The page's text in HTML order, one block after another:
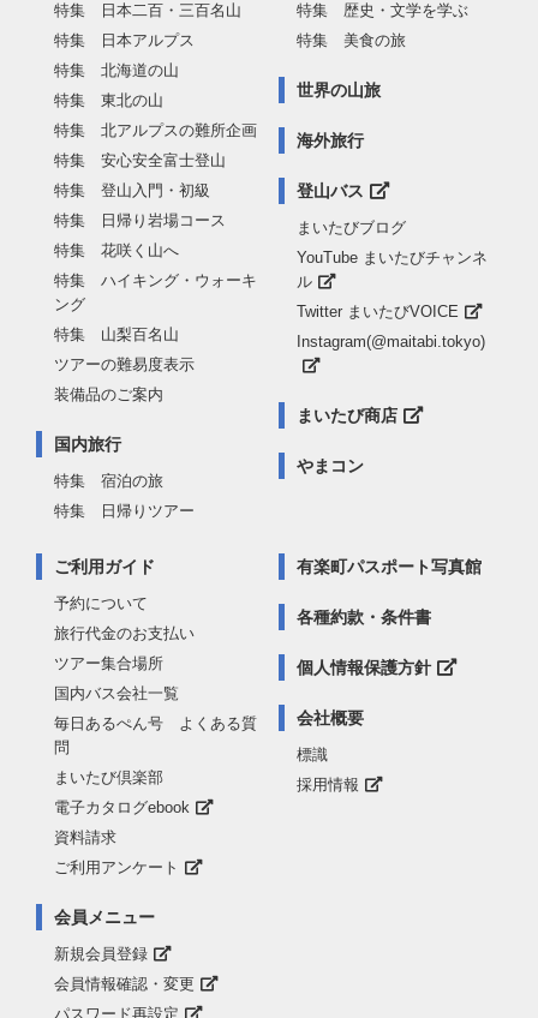
特集 日本二百・三百名山
特集 日本アルプス
特集 北海道の山
特集 東北の山
特集 北アルプスの難所企画
特集 安心安全富士登山
特集 登山入門・初級
特集 日帰り岩場コース
特集 花咲く山へ
特集 ハイキング・ウォーキ
ング
特集 山梨百名山
ツアーの難易度表示
装備品のご案内
国内旅行
特集 宿泊の旅
特集 日帰りツアー
特集 歴史・文学を学ぶ
特集 美食の旅
世界の山旅
海外旅行
登山バス
まいたびブログ
YouTube まいたびチャンネ
ル
Twitter まいたびVOICE
Instagram(@maitabi.tokyo)
まいたび商店
やまコン
ご利用ガイド
予約について
旅行代金のお支払い
ツアー集合場所
国内バス会社一覧
毎日あるぺん号 よくある質
問
まいたび倶楽部
電子カタログebook
資料請求
ご利用アンケート
会員メニュー
新規会員登録
会員情報確認・変更
パスワード再設定
有楽町パスポート写真館
各種約款・条件書
個人情報保護方針
会社概要
標識
採用情報